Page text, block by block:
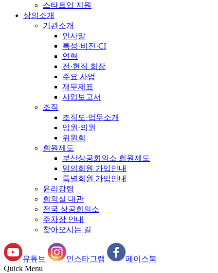
스타트업 지원
상의소개
기관소개
인사말
특성·비전·CI
연혁
전·현직 회장
주요 사업
재무제표
사업보고서
조직
조직도·업무소개
임원·의원
위원회
회원제도
부산상공회의소 회원제도
임의회원 가입안내
특별회원 가입안내
윤리강령
회의실 대관
전국 상공회의소
주차장 안내
찾아오시는 길
유튜브 인스타그램
페이스북
Quick Menu